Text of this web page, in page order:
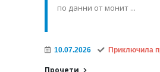
по данни от монит ...
10.07.2026 Приключила
Прочети